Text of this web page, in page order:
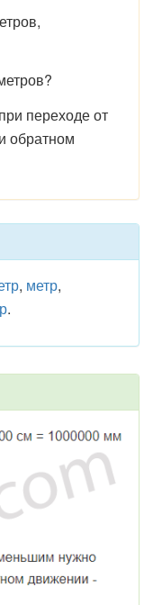
переходе от
обратном
, метр,
.